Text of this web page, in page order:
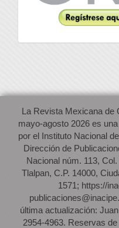
La Revista Mexicana de
mayo-agosto 2026 es
por el Instituto Nacional
Dirección de
Nacional núm. 113,
Tlalpan, C.P. 14000,
1571; https://
última actualización:
2954-4963. Reservas